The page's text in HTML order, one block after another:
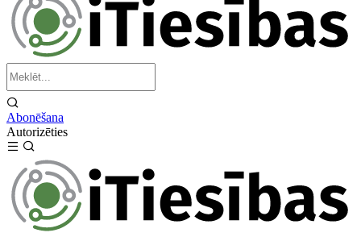
Abonēšana
Autorizēties